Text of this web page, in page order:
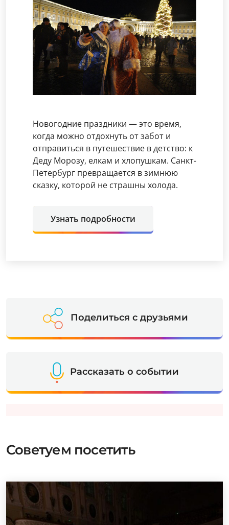
Новогодние праздники — это время,
когда можно отдохнуть от забот и
отправиться в путешествие в детство: к
Деду Морозу, елкам и хлопушкам. Санкт-
Петербург превращается в зимнюю
сказку, которой не страшны холода.
Узнать подробности
Поделиться с друзьями
Рассказать о событии
Советуем посетить